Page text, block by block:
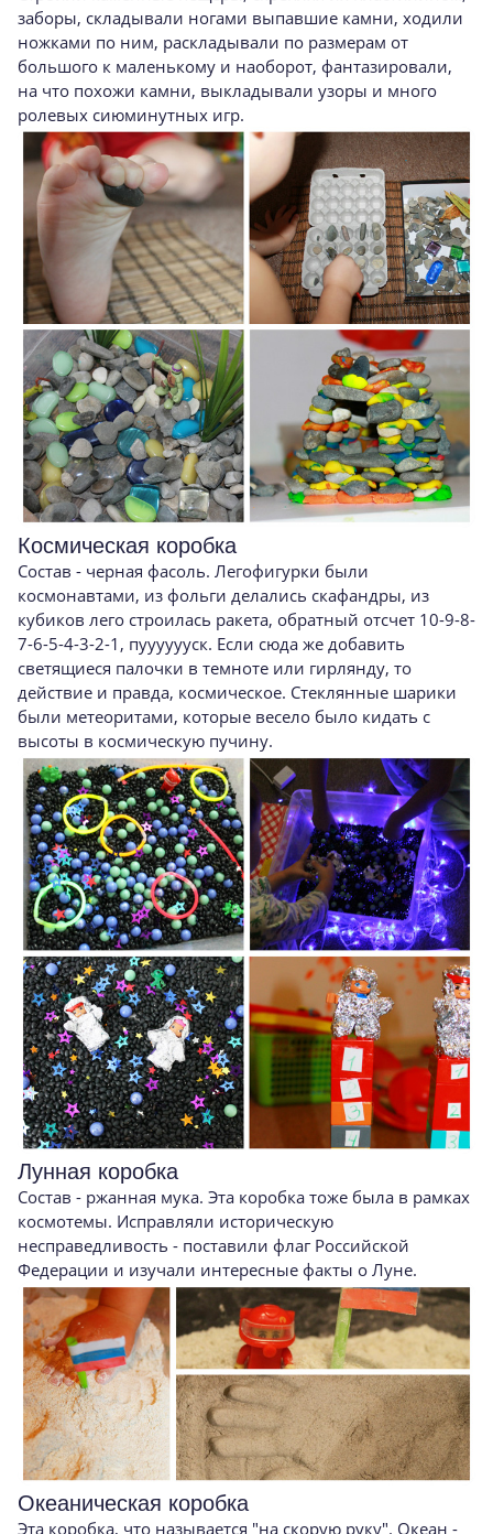
заборы, складывали ногами выпавшие камни, ходили
ножками по ним, раскладывали по размерам от
большого к маленькому и наоборот, фантазировали,
на что похожи камни, выкладывали узоры и много
ролевых сиюминутных игр.
Космическая коробка
Состав - черная фасоль. Легофигурки были
космонавтами, из фольги делались скафандры, из
кубиков лего строилась ракета, обратный отсчет 10-9-8-
7-6-5-4-3-2-1, пууууууск. Если сюда же добавить
светящиеся палочки в темноте или гирлянду, то
действие и правда, космическое. Стеклянные шарики
были метеоритами, которые весело было кидать с
высоты в космическую пучину.
Лунная коробка
Состав - ржанная мука. Эта коробка тоже была в рамках
космотемы. Исправляли историческую
несправедливость - поставили флаг Российской
Федерации и изучали интересные факты о Луне.
Океаническая коробка
Эта коробка, что называется "на скорую руку". Океан -